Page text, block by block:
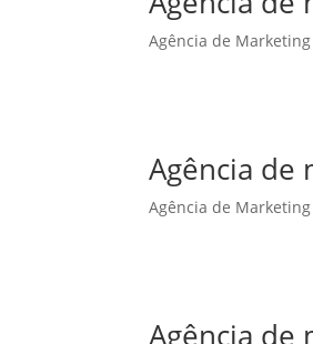
Agência de
Agência de
Agência de
Agência de